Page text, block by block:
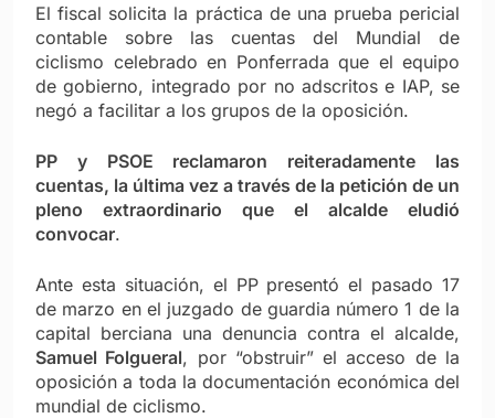
El fiscal solicita la práctica de una prueba pericial
contable sobre las cuentas del Mundial de
ciclismo celebrado en Ponferrada que el equipo
de gobierno, integrado por no adscritos e IAP, se
negó a facilitar a los grupos de la oposición.
PP y PSOE reclamaron reiteradamente las
cuentas, la última vez a través de la petición de un
pleno extraordinario que el alcalde eludió
convocar.
Ante esta situación, el PP presentó el pasado 17
de marzo en el juzgado de guardia número 1 de la
capital berciana una denuncia contra el alcalde,
Samuel Folgueral, por “obstruir” el acceso de la
oposición a toda la documentación económica del
mundial de ciclismo.